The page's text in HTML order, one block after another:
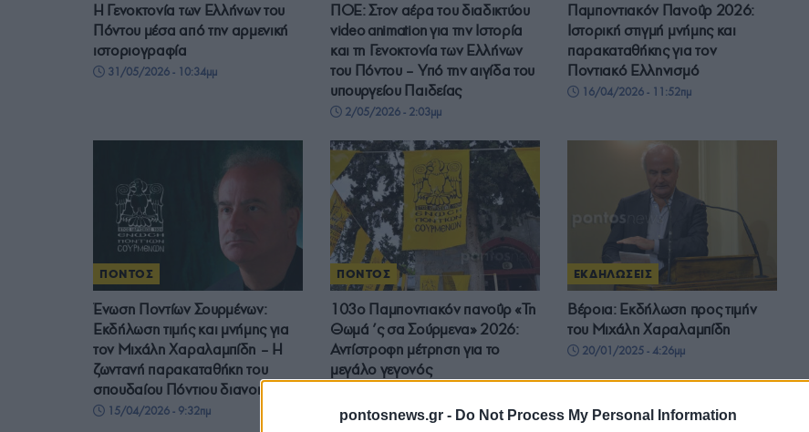
pontosnews.gr - Do Not Process My Personal Information
Η Γενοκτονία των Ελλήνων του
Πόντου μέσα από την αρμενική
ιστοριογραφία
31/05/2026 - 10:34μμ
ΠΟΕ: Στον αέρα του διαδικτύου
video animation για την Ιστορία
και τη Γενοκτονία των Ελλήνων
του Πόντου – Υπό την αιγίδα του
υπουργείου Παιδείας
2/05/2026 - 2:03μμ
Παμποντιακόν Πανοΰρ 2026:
Ιστορική στιγμή μνήμης και
παρακαταθήκης για τον
Ποντιακό Ελληνισμό
16/04/2026 - 11:52πμ
ΠΟΝΤΟΣ
Ένωση Ποντίων Σουρμένων:
Εκδήλωση τιμής και μνήμης για
τον Μιχάλη Χαραλαμπίδη – Η
ζωντανή παρακαταθήκη του
σπουδαίου Πόντιου διανοητή
15/04/2026 - 9:32πμ
ΠΟΝΤΟΣ
103ο Παμποντιακόν πανοΰρ «Τη
Θωμά ’ς σα Σούρμενα» 2026:
Αντίστροφη μέτρηση για το
μεγάλο γεγονός
ΕΚΔΗΛΩΣΕΙΣ
Βέροια: Εκδήλωση προς τιμήν
του Μιχάλη Χαραλαμπίδη
20/01/2025 - 4:26μμ